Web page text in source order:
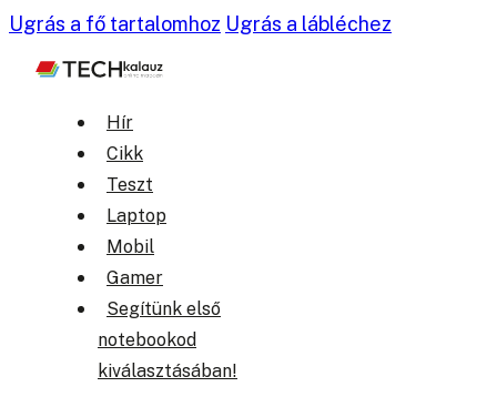
Ugrás a fő tartalomhoz Ugrás a lábléchez
Hír
Cikk
Teszt
Laptop
Mobil
Gamer
Segítünk első
notebookod
kiválasztásában!